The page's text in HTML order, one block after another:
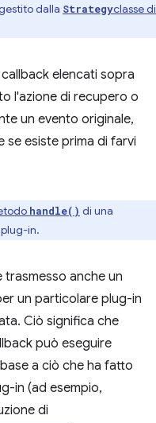
dalla Strategyclasse di
elencati sopra
l'azione di recupero o
un evento originale,
esiste prima di farvi
handle() di una
in.
trasmesso anche un
un particolare plug-in
Ciò significa che
può eseguire
a ciò che ha fatto
in (ad esempio,
di